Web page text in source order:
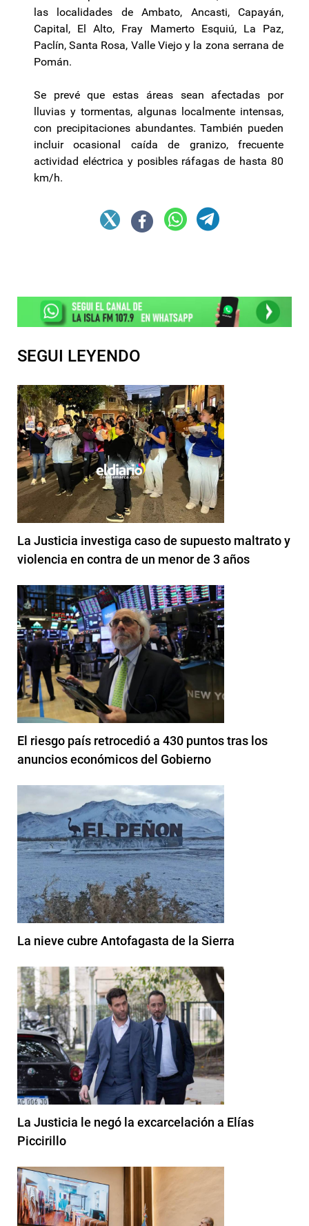
las localidades de Ambato, Ancasti, Capayán,
Capital, El Alto, Fray Mamerto Esquiú, La Paz,
Paclín, Santa Rosa, Valle Viejo y la zona serrana de
Pomán.
Se prevé que estas áreas sean afectadas por
lluvias y tormentas, algunas localmente intensas,
con precipitaciones abundantes. También pueden
incluir ocasional caída de granizo, frecuente
actividad eléctrica y posibles ráfagas de hasta 80
km/h.
SEGUI LEYENDO
La Justicia investiga caso de supuesto maltrato y
violencia en contra de un menor de 3 años
El riesgo país retrocedió a 430 puntos tras los
anuncios económicos del Gobierno
La nieve cubre Antofagasta de la Sierra
La Justicia le negó la excarcelación a Elías
Piccirillo